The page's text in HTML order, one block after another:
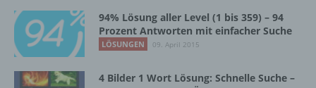
94% Lösung aller Level (1 bis 359) – 94
Prozent Antworten mit einfacher Suche
LÖSUNGEN 09. April 2015
4 Bilder 1 Wort Lösung: Schnelle Suche –
zu bewerten, insbesondere, um Aspekte
bezüglich Arbeitsleistung, wirtschaftlicher
Lage, Gesundheit, persönlicher Vorlieben,
Interessen, Zuverlässigkeit, Verhalten,
Aufenthaltsort oder Ortswechsel dieser